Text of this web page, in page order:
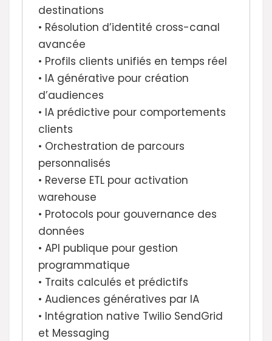
destinations
• Résolution d’identité cross-canal
avancée
• Profils clients unifiés en temps réel
• IA générative pour création
d’audiences
• IA prédictive pour comportements
clients
• Orchestration de parcours
personnalisés
• Reverse ETL pour activation
warehouse
• Protocols pour gouvernance des
données
• API publique pour gestion
programmatique
• Traits calculés et prédictifs
• Audiences génératives par IA
• Intégration native Twilio SendGrid
et Messaging